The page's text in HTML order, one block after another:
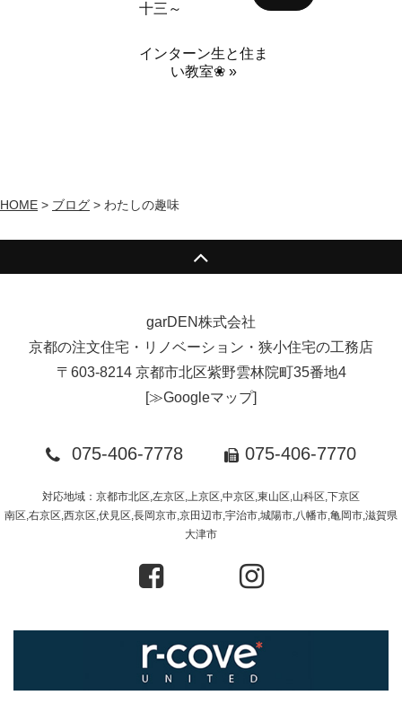
十三～
インターン生と住ま
い教室❀ »
HOME > ブログ > わたしの趣味
garDEN株式会社
京都の注文住宅・リノベーション・狭小住宅の工務店
〒603-8214 京都市北区紫野雲林院町35番地4
[≫Googleマップ]
075-406-7778 075-406-7770
対応地域：京都市北区,左京区,上京区,中京区,東山区,山科区,下京区
南区,右京区,西京区,伏見区,長岡京市,京田辺市,宇治市,城陽市,八幡市,亀岡市,滋賀県
大津市